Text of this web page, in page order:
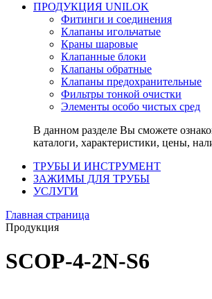
ПРОДУКЦИЯ UNILOK
Фитинги и соединения
Клапаны игольчатые
Краны шаровые
Клапанные блоки
Клапаны обратные
Клапаны предохранительные
Фильтры тонкой очистки
Элементы особо чистых сред
В данном разделе Вы сможете
каталоги, характеристики, цены,
ТРУБЫ И ИНСТРУМЕНТ
ЗАЖИМЫ ДЛЯ ТРУБЫ
УСЛУГИ
Главная страница
Продукция
SCOP-4-2N-S6